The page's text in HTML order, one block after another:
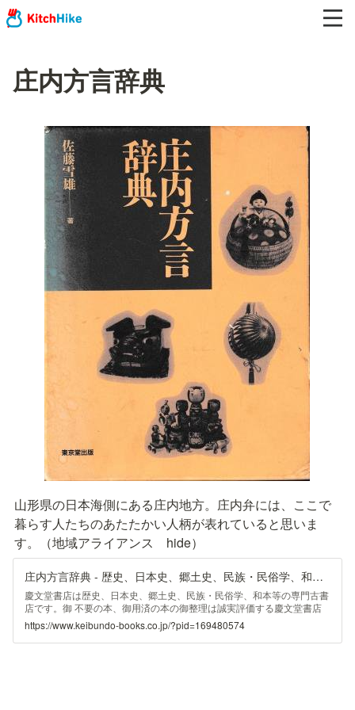
庄内方言辞典
山形県の日本海側にある庄内地方。庄内弁には、ここで
暮らす人たちのあたたかい人柄が表れていると思いま
す。（地域アライアンス　hide）
庄内方言辞典 - 歴史、日本史、郷土史、民族・民俗学、和本の専門古書店｜慶文堂書店
慶文堂書店は歴史、日本史、郷土史、民族・民俗学、和本等の専門古書
店です。御 不要の本、御用済の本の御整理は誠実評価する慶文堂書店
へ
https://www.keibundo-books.co.jp/?pid=169480574